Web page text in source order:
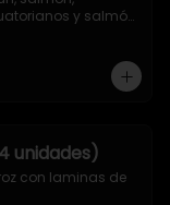
y salmón
unidades)
con laminas de